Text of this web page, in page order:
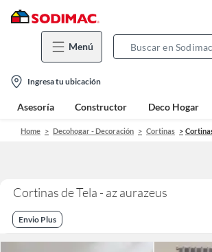
Menú
location-
icon
Ingresa tu ubicación
Asesoría Constructor Deco Hogar
Home Decohogar - Decoración Cortinas
Cortinas de Tela - az aurazeus
Envio Plus